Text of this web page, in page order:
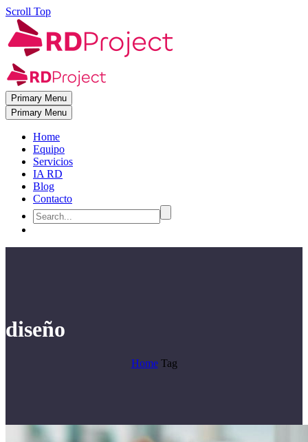
Scroll Top
Primary Menu
Primary Menu
Home
Equipo
Servicios
IA RD
Blog
Contacto
diseño
Home Tag